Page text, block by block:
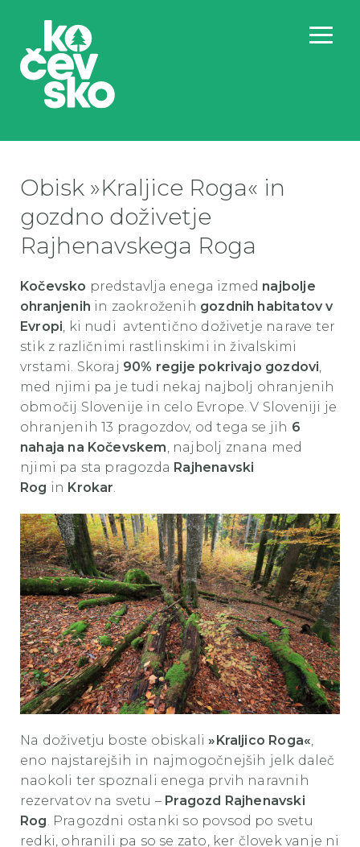
Obisk »Kraljice Roga« in
gozdno doživetje
Rajhenavskega Roga
Kočevsko predstavlja enega izmed najbolje
ohranjenih in zaokroženih gozdnih habitatov v
Evropi, ki nudi avtentično doživetje narave ter
stik z različnimi rastlinskimi in živalskimi
vrstami. Skoraj 90% regije pokrivajo gozdovi,
med njimi pa je tudi nekaj najbolj ohranjenih
območij Slovenije in celo Evrope. V Sloveniji je
ohranjenih 13 pragozdov, od tega se jih 6
nahaja na Kočevskem, najbolj znana med
njimi pa sta pragozda Rajhenavski
Rog in Krokar.
Na doživetju boste obiskali»Kraljico Roga«
eno najstarejših in najmogočnejših jelk daleč
naokoli ter spoznali enega prvih naravnih
rezervatov na svetu – Pragozd Rajhenavski
Rog Pragozdni ostanki so povsod po svetu
redki, ohranili pa so se zato, ker človek vanje ni